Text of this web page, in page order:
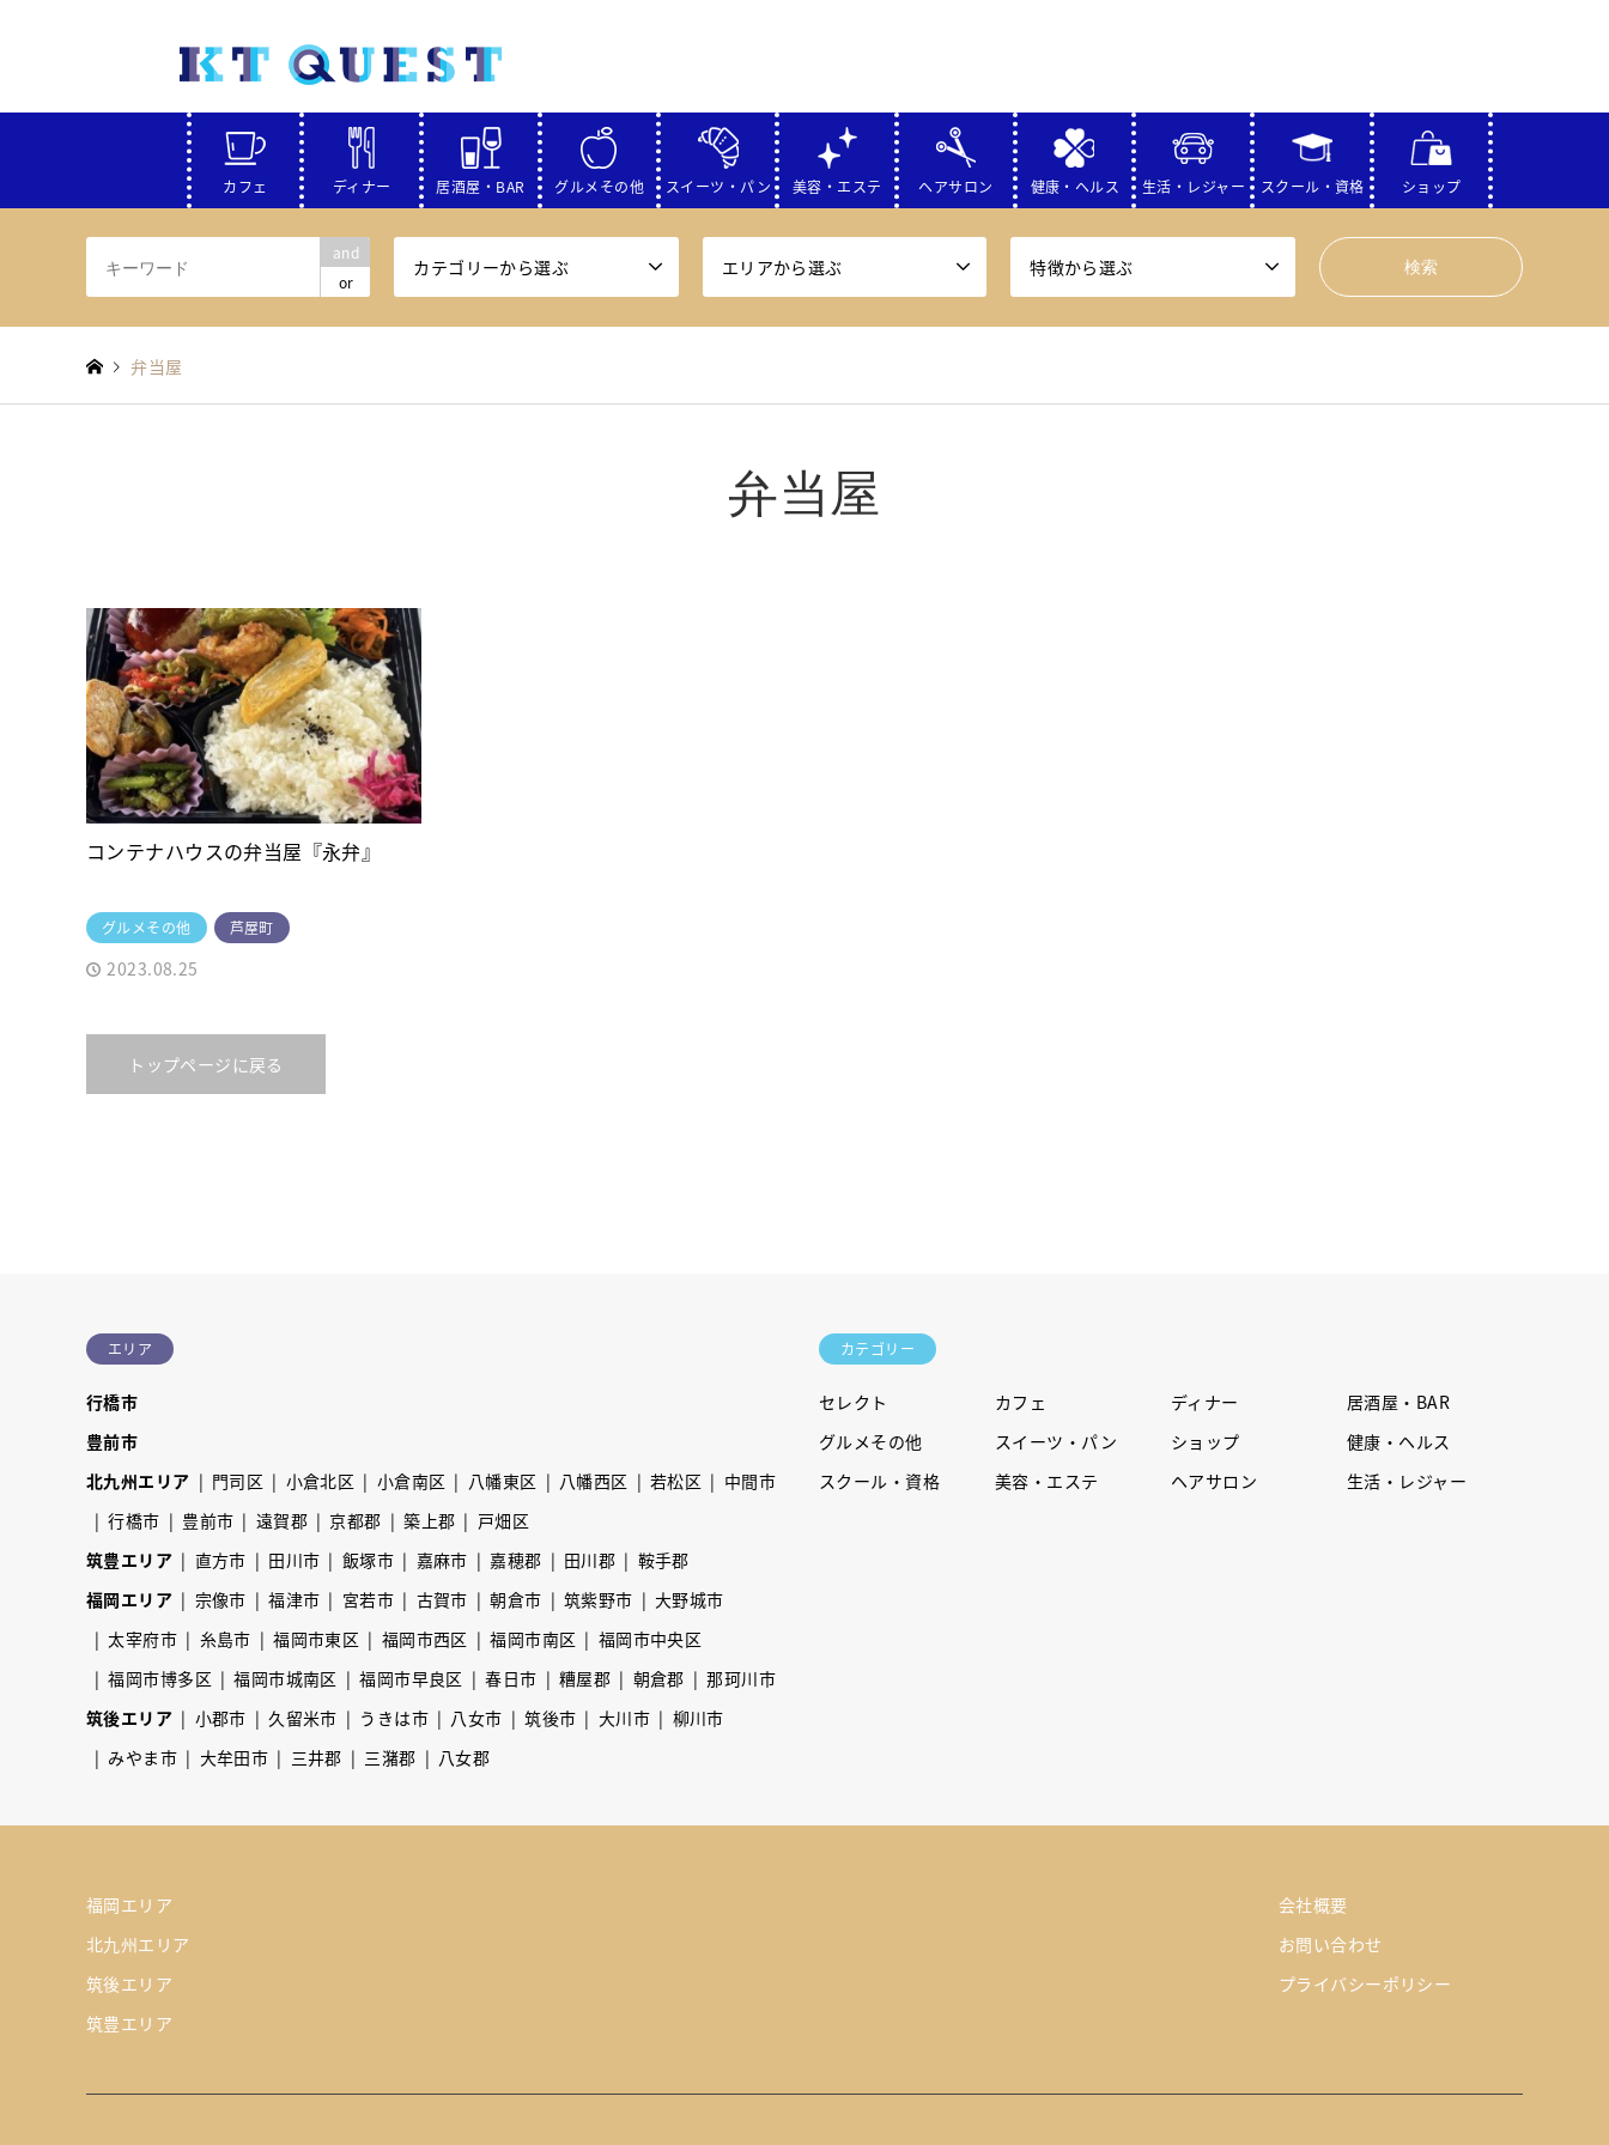
カフェ ディナー 居酒屋・BAR グルメその他 スイーツ・パン 美容・エステ ヘアサロン 健康・ヘルス 生活・レジャー スクール・資格 ショップ
and
or
カテゴリーから選ぶ エリアから選ぶ 特徴から選ぶ
弁当屋
弁当屋
コンテナハウスの弁当屋『永弁』
グルメその他 芦屋町
2023.08.25
トップページに戻る
エリア
行橋市
豊前市
北九州エリア
門司区 小倉北区 小倉南区 八幡東区 八幡西区 若松区
中間市
行橋市
豊前市 遠賀郡 京都郡 築上郡
戸畑区
筑豊エリア
直方市 田川市 飯塚市 嘉麻市 嘉穂郡 田川郡
鞍手郡
福岡エリア
宗像市 福津市 宮若市 古賀市 朝倉市 筑紫野市
大野城市
太宰府市
糸島市 福岡市東区 福岡市西区 福岡市南区
福岡市中央区
福岡市博多区
福岡市城南区 福岡市早良区 春日市 糟屋郡 朝倉郡
那珂川市
筑後エリア
小郡市 久留米市 うきは市 八女市 筑後市 大川市
柳川市
みやま市
大牟田市 三井郡 三潴郡 八女郡
カテゴリー
セレクト カフェ ディナー
居酒屋・BAR
グルメその他
スイーツ・パン ショップ
健康・ヘルス
スクール・資格
美容・エステ ヘアサロン 生活・レジャー
福岡エリア
北九州エリア
筑後エリア
筑豊エリア
会社概要
お問い合わせ
プライバシーポリシー